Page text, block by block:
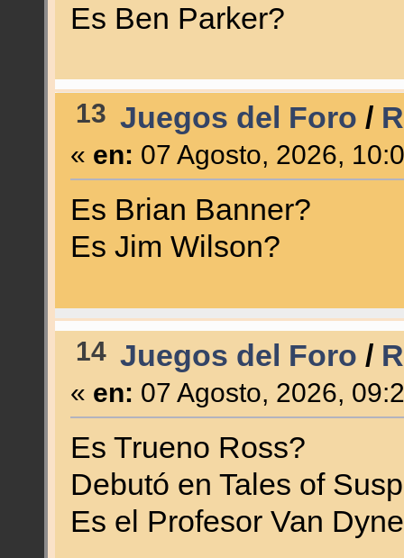
Es Ben Parker?
13 Juegos del Foro /
« en: 07 Agosto, 2026,
Es Brian Banner?
Es Jim Wilson?
14 Juegos del Foro /
« en: 07 Agosto, 2026,
Es Trueno Ross?
Debutó en Tales of
Es el Profesor Van